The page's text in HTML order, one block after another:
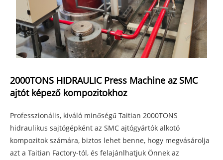
2000TONS HIDRAULIC Press Machine az SMC
ajtót képező kompozitokhoz
Professzionális, kiváló minőségű Taitian 2000TONS
hidraulikus sajtógépként az SMC ajtógyártók alkotó
kompozitok számára, biztos lehet benne, hogy megvásárolja
azt a Taitian Factory-tól, és felajánlhatjuk Önnek az